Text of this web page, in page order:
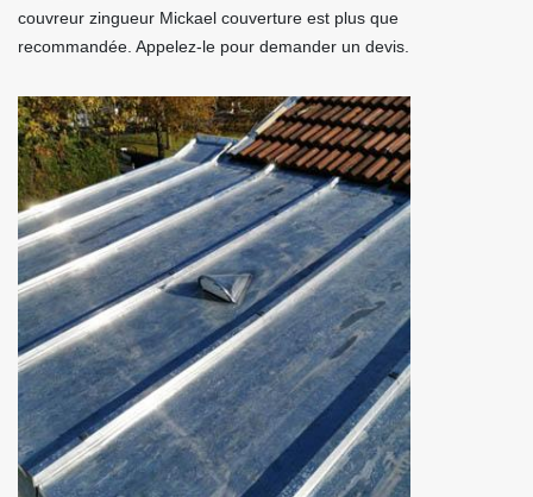
couvreur zingueur Mickael couverture est plus que
recommandée. Appelez-le pour demander un devis.